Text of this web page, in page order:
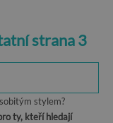
strana 3
stylem?
ty, kteří hledají